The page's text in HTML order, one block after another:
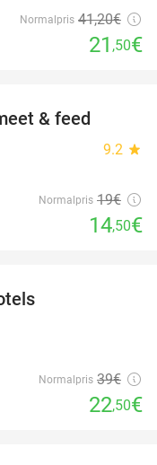
Normalpris 41,20€
21 ,50€
& feed
9.2 star
Normalpris 19€
14,50€
Normalpris 39€
22,50€